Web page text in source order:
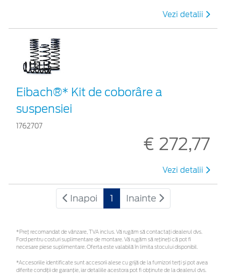
Vezi detalii
Eibach®* Kit de coborâre a
suspensiei
1762707
€ 272,77
Vezi detalii
Inapoi 1 Inainte
*Preţ recomandat de vânzare, TVA inclus. Vă rugăm să contactaţi dealerul dvs.
Ford pentru costuri suplimentare de montare. Vă rugăm să rețineți că pot fi
necesare piese suplimentare. Oferta este valabilă în limita stocului disponibil.
*Accesoriile identificate sunt accesorii alese cu grijă de la furnizori terți și pot avea
diferite condiții de garanție, iar detaliile acestora pot fi obținute de la dealerul dvs.